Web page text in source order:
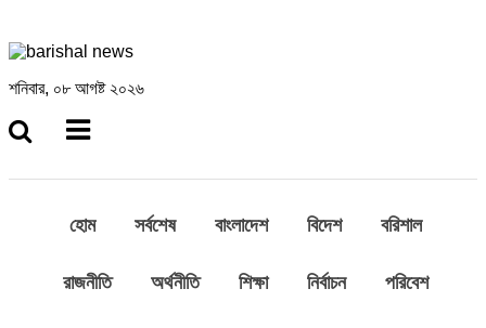
শনিবার, ০৮ আগষ্ট ২০২৬
হোম সর্বশেষ বাংলাদেশ বিদেশ বরিশাল
রাজনীতি অর্থনীতি শিক্ষা নির্বাচন পরিবেশ